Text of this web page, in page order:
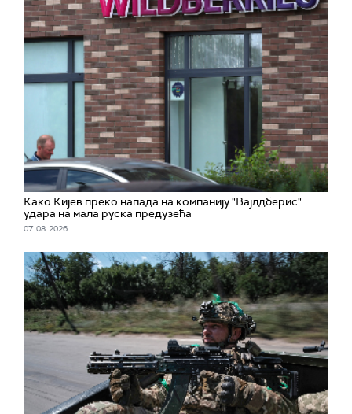
Како Кијев преко напада на компанију "Вајлдберис"
удара на мала руска предузећа
07. 08. 2026.